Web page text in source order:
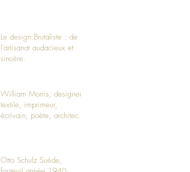
Le design Brutaliste : de
l'artisanat audacieux et
sincère.
William Morris, designer
textile, imprimeur,
écrivain, poète, architecte
Otto Schulz Suède,